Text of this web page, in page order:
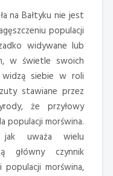
na Bałtyku nie jest
populacji
widywane lub
w świetle swoich
widzą siebie w roli
stawiane przez
że przyłowy
populacji morświna.
uważa wielu
główny czynnik
populacji morświna,